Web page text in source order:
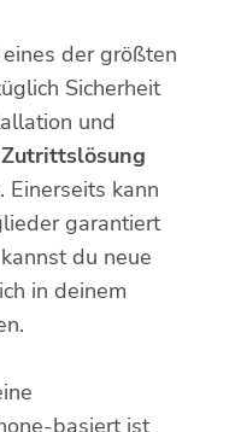
der größten
Sicherheit
und
Zutrittslösung
Einerseits kann
garantiert
du neue
in deinem
basiert ist